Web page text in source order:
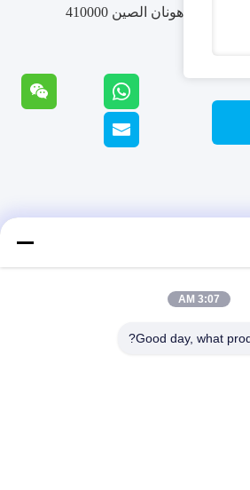
هونان الصين 410000
3:07 AM
Good day, what